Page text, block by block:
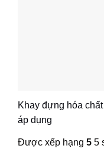
Khay đựng hóa
áp dụng
Được xếp hạng 5 5